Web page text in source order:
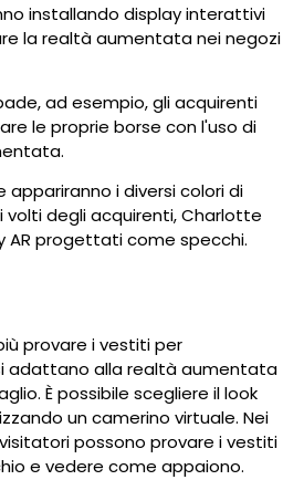
installando display interattivi
la realtà aumentata nei negozi
ad esempio, gli acquirenti
le proprie borse con l'uso di
i diversi colori di
degli acquirenti, Charlotte
AR progettati come specchi.
provare i vestiti per
adattano alla realtà aumentata
È possibile scegliere il look
un camerino virtuale. Nei
possono provare i vestiti
e vedere come appaiono.